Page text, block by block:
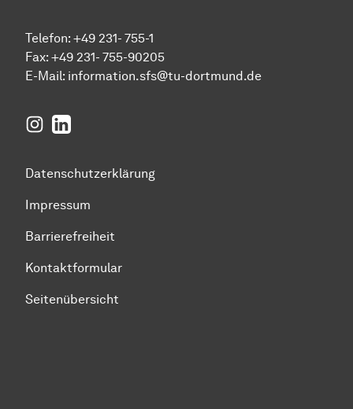
Telefon: +49 231- 755-1
Fax: +49 231- 755-90205
E-Mail: information.sfs@tu-dortmund.de
Instagram
LinkedIn
Datenschutzerklärung
Impressum
Barrierefreiheit
Kontaktformular
Seitenübersicht